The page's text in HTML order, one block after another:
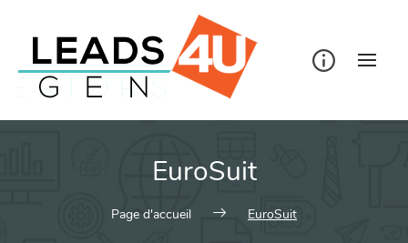
EuroSuit
Page d'accueil EuroSuit